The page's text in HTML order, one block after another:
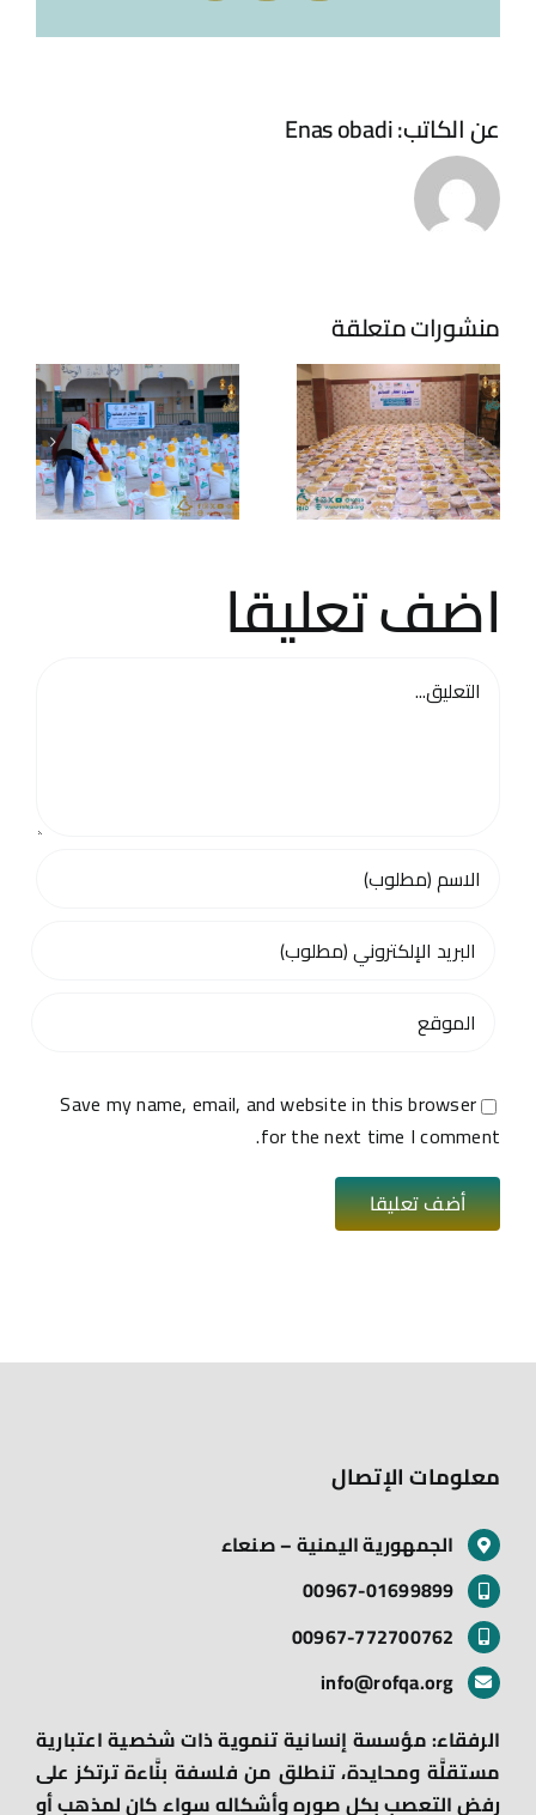
عن الكاتب:Enas obadi
منشورات متعلقة
اضف تعليقا
Save my name, email, and website in this browser
for the next time I comment.
معلومات الإتصال
الجمهورية اليمنية – صنعاء
00967-01699899
00967-772700762
info@rofqa.org
الرفقاء: مؤسسة إنسانية تنموية ذات شخصية اعتبارية
مستقلَّة ومحايدة، تنطلق من فلسفة بنَّاءة ترتكز على
رفض التعصب بكل صوره وأشكاله سواء كان لمذهب أو